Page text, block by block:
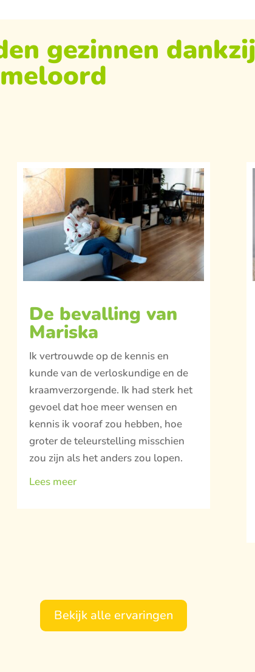
gezinnen
De bevalling van
Mariska
Ik vertrouwde op de kennis en
kunde van de verloskundige en de
kraamverzorgende. Ik had sterk het
gevoel dat hoe meer wensen en
kennis ik vooraf zou hebben, hoe
groter de teleurstelling misschien
zou zijn als het anders zou lopen.
Lees meer
Bekijk alle ervaringen